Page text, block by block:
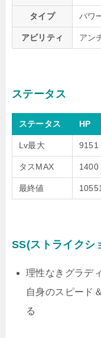
タイプ パワ
アビリティ アン
ステータス
ステータス HP
Lv最大 9151
タスMAX 1400
最終値 10551
SS(ストライクシ
理性なきグラデ
自身のスピード
る